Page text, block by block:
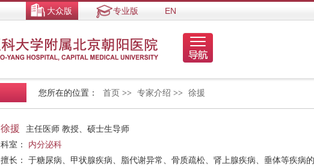
大众版 专业版 EN
您所在的位置： 首页 >> 专家介绍 >> 徐援
徐援
主任医师 教授、硕士生导师
科室： 内分泌科
擅长： 于糖尿病、甲状腺疾病、脂代谢异常、骨质疏松、肾上腺疾病、垂体等疾病